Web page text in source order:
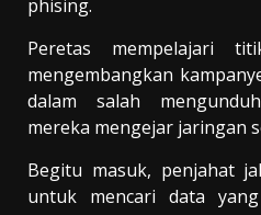
phising.
Peretas mempelajari
mengembangkan
dalam salah
mereka mengejar jaringan
Begitu masuk, penjahat
untuk mencari data